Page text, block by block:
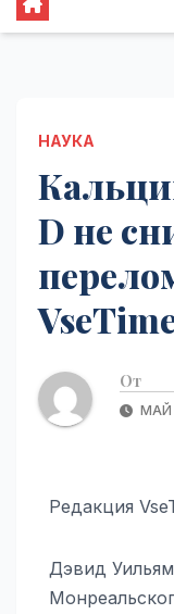
НАУКА
D не
От
МАЙ
Редакция
Дэвид